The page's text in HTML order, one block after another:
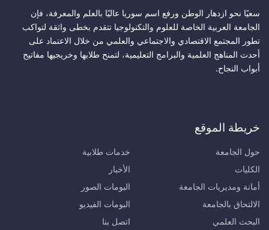
سعيًا نحو ازدهار الوطن ورفع اسم سوريا عاليًا بالعلم والمعرفة، فإن
الجامعة العربية الخاصة للعلوم والتكنولوجيا تتقدم بخطى واثقة لتواكب
تطور المجتمع الاقتصادي والاجتماعي والعلمي من خلال الاعتماد على
أحدث المناهج العلمية والبرامج التعليمية، لتمنح طلابها وخريجيها مفاتيح
أبواب النجاح.
خريطة الموقع
حول الجامعة
الكليات
أمانة ومديريات الجامعة
الالتحاق بالجامعة
البحث العلمي
خدمات طلابية
الأخبار
البومات الصور
البومات الفيديو
اتصل بنا